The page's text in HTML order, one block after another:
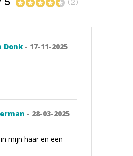
(2)
Donk- 17-11-2025
- 28-03-2025
mijn haar en een